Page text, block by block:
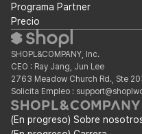
Programa Partner
Precio
SHOPL&COMPANY, Inc.
CEO : Ray Jang, Jun Lee
2763 Meadow Church Rd., Ste
Solicita Empleo :
(En progreso) Sobre